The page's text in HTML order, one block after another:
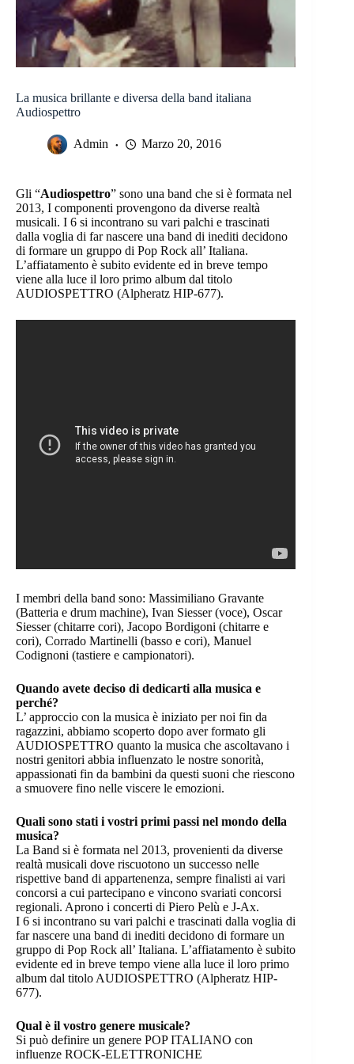
La musica brillante e diversa della band italiana
Audiospettro
Admin Marzo 20, 2016
Gli “Audiospettro” sono una band che si è formata nel
2013, I componenti provengono da diverse realtà
musicali. I 6 si incontrano su vari palchi e trascinati
dalla voglia di far nascere una band di inediti decidono
di formare un gruppo di Pop Rock all’ Italiana.
L’affiatamento è subito evidente ed in breve tempo
viene alla luce il loro primo album dal titolo
AUDIOSPETTRO (Alpheratz HIP-677).
I membri della band sono: Massimiliano Gravante
(Batteria e drum machine), Ivan Siesser (voce), Oscar
Siesser (chitarre cori), Jacopo Bordigoni (chitarre e
cori), Corrado Martinelli (basso e cori), Manuel
Codignoni (tastiere e campionatori).
Quando avete deciso di dedicarti alla musica e
perché?
L’ approccio con la musica è iniziato per noi fin da
ragazzini, abbiamo scoperto dopo aver formato gli
AUDIOSPETTRO quanto la musica che ascoltavano i
nostri genitori abbia influenzato le nostre sonorità,
appassionati fin da bambini da questi suoni che riescono
a smuovere fino nelle viscere le emozioni.
Quali sono stati i vostri primi passi nel mondo della
musica?
La Band si è formata nel 2013, provenienti da diverse
realtà musicali dove riscuotono un successo nelle
rispettive band di appartenenza, sempre finalisti ai vari
concorsi a cui partecipano e vincono svariati concorsi
regionali. Aprono i concerti di Piero Pelù e J-Ax.
I 6 si incontrano su vari palchi e trascinati dalla voglia di
far nascere una band di inediti decidono di formare un
gruppo di Pop Rock all’ Italiana. L’affiatamento è subito
evidente ed in breve tempo viene alla luce il loro primo
album dal titolo AUDIOSPETTRO (Alpheratz HIP-
677).
Qual è il vostro genere musicale?
Si può definire un genere POP ITALIANO con
influenze ROCK-ELETTRONICHE